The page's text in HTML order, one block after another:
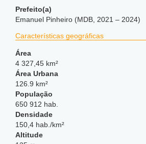
Prefeito(a)
Emanuel Pinheiro (MDB, 2021 – 2024)
Características geográficas
Área
4 327,45 km²
Área Urbana
126.9 km²
População
650 912 hab.
Densidade
150,4 hab./km²
Altitude